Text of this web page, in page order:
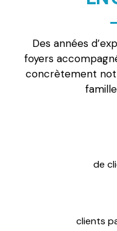
Des années
foyers
concrètement
de
clients